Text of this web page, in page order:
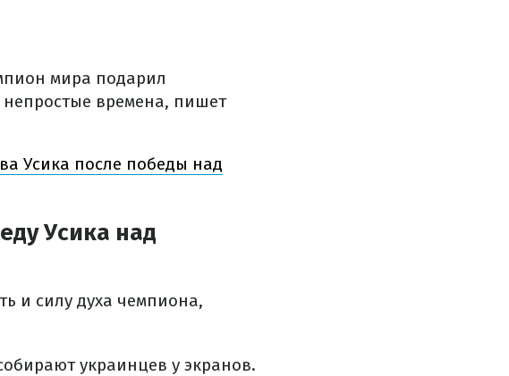
мира подарил
времена, пишет
Усика после победы над
Усика над
и силу духа чемпиона,
украинцев у экранов.